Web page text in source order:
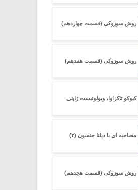
روش سوزوکی (قسمت چهاردهم)
روش سوزوکی (قسمت هفدهم)
کیوکو تاکزاوا، ویولونیست ژاپنی
مصاحبه ای با دیلنا جنسون (۲)
روش سوزوکی (قسمت هجدهم)